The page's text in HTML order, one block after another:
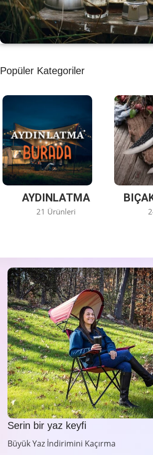
KAHVE KEYFİ
Kahvemizi Denediniz mi ?
Keşfet
Popüler Kategoriler
AYDINLATMA
21 Ürünleri
Serin bir yaz keyfi
Büyük Yaz İndirimini Kaçırma